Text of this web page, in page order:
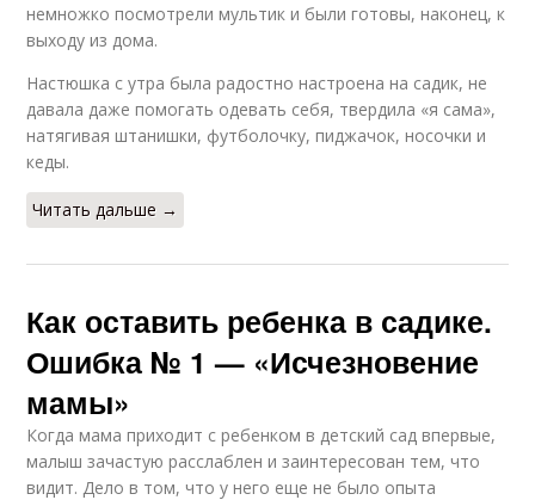
немножко посмотрели мультик и были готовы, наконец, к
выходу из дома.
Настюшка с утра была радостно настроена на садик, не
давала даже помогать одевать себя, твердила «я сама»,
натягивая штанишки, футболочку, пиджачок, носочки и
кеды.
Читать дальше →
Как оставить ребенка в садике.
Ошибка № 1 — «Исчезновение
мамы»
Когда мама приходит с ребенком в детский сад впервые,
малыш зачастую расслаблен и заинтересован тем, что
видит. Дело в том, что у него еще не было опыта